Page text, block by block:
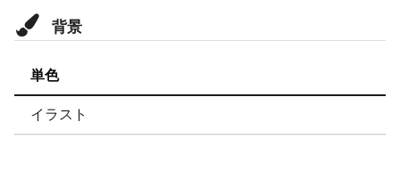
背景
単色
イラスト